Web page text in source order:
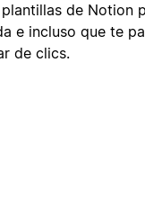
de Notion
e incluso que te
de clics.